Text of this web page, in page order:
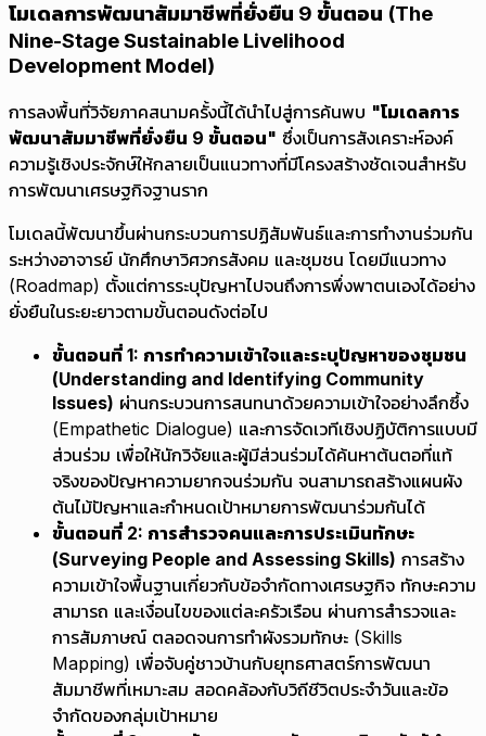
โมเดลการพัฒนาสัมมาชีพที่ยั่งยืน 9 ขั้นตอน (The
Nine-Stage Sustainable Livelihood
Development Model)
การลงพื้นที่วิจัยภาคสนามครั้งนี้ได้นำไปสู่การค้นพบ "โมเดลการ
พัฒนาสัมมาชีพที่ยั่งยืน 9 ขั้นตอน" ซึ่งเป็นการสังเคราะห์องค์
ความรู้เชิงประจักษ์ให้กลายเป็นแนวทางที่มีโครงสร้างชัดเจนสำหรับ
การพัฒนาเศรษฐกิจฐานราก
โมเดลนี้พัฒนาขึ้นผ่านกระบวนการปฏิสัมพันธ์และการทำงานร่วมกัน
ระหว่างอาจารย์ นักศึกษาวิศวกรสังคม และชุมชน โดยมีแนวทาง
(Roadmap) ตั้งแต่การระบุปัญหาไปจนถึงการพึ่งพาตนเองได้อย่าง
ยั่งยืนในระยะยาวตามขั้นตอนดังต่อไป
ขั้นตอนที่ 1: การทำความเข้าใจและระบุปัญหาของชุมชน
(Understanding and Identifying Community
Issues) ผ่านกระบวนการสนทนาด้วยความเข้าใจอย่างลึกซึ้ง
(Empathetic Dialogue) และการจัดเวทีเชิงปฏิบัติการแบบมี
ส่วนร่วม เพื่อให้นักวิจัยและผู้มีส่วนร่วมได้ค้นหาต้นตอที่แท้
จริงของปัญหาความยากจนร่วมกัน จนสามารถสร้างแผนผัง
ต้นไม้ปัญหาและกำหนดเป้าหมายการพัฒนาร่วมกันได้
ขั้นตอนที่ 2: การสำรวจคนและการประเมินทักษะ
(Surveying People and Assessing Skills) การสร้าง
ความเข้าใจพื้นฐานเกี่ยวกับข้อจำกัดทางเศรษฐกิจ ทักษะความ
สามารถ และเงื่อนไขของแต่ละครัวเรือน ผ่านการสำรวจและ
การสัมภาษณ์ ตลอดจนการทำผังรวมทักษะ (Skills
Mapping) เพื่อจับคู่ชาวบ้านกับยุทธศาสตร์การพัฒนา
สัมมาชีพที่เหมาะสม สอดคล้องกับวิถีชีวิตประจำวันและข้อ
จำกัดของกลุ่มเป้าหมาย